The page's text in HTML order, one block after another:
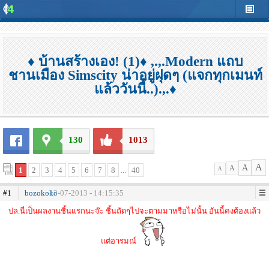
♦ บ้านสร้างเอง! (1)♦ ,.,.Modern แถบ
ชานเมือง Simscity น่าอยู่ฝุดๆ (แจกทุกเมนท์
แล้ววันนี้..).,.♦
130 1013
1 2 3 4 5 6 7 8 ... 40 A A A A
#1 bozokoko13-07-2013 - 14:15:35
ปล.นี่เป็นผลงานชิ้นแรกนะจ๊ะ ชิ้นถัดๆไปจะตามมาหรือไม่นั้น อันนี้คงต้องแล้ว
แต่อารมณ์